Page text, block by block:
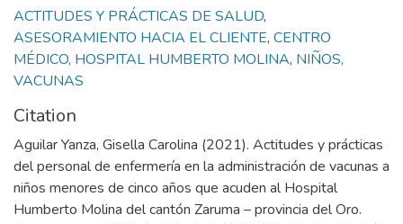
ACTITUDES Y PRÁCTICAS DE SALUD,
ASESORAMIENTO HACIA EL CLIENTE, CENTRO
MÉDICO, HOSPITAL HUMBERTO MOLINA, NIÑOS,
VACUNAS
Citation
Aguilar Yanza, Gisella Carolina (2021). Actitudes y prácticas
del personal de enfermería en la administración de vacunas a
niños menores de cinco años que acuden al Hospital
Humberto Molina del cantón Zaruma – provincia del Oro.